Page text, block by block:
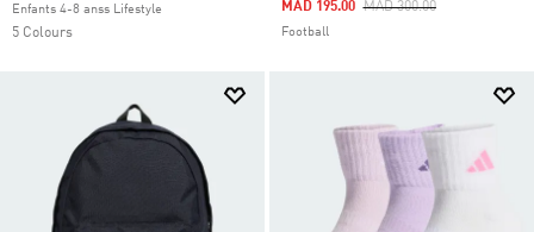
Enfants 4-8 anss Lifestyle
5 Colours
Price Reduced From
MAD 300.00To
MAD 195.00
Football